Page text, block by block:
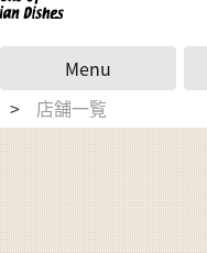
Menu
店舗一覧